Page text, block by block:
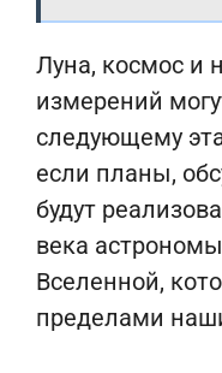
Луна, космос и
измерений
следующему
если планы,
будут
века
Вселенной,
пределами